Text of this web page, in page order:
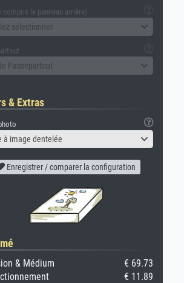
compris le panneau arrière)
sélectionner
Passepartout
& Extras
à image dentelée
Enregistrer / comparer la configuration
& Médium
€ 69.73
€ 11.89